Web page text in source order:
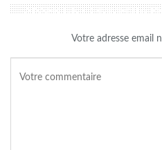
LAISSER UN COMMENTAIRE
Votre adresse email